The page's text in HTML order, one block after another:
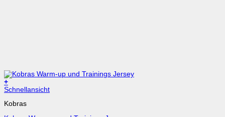
+
Dieses
weist
Schnellansicht
Kobras